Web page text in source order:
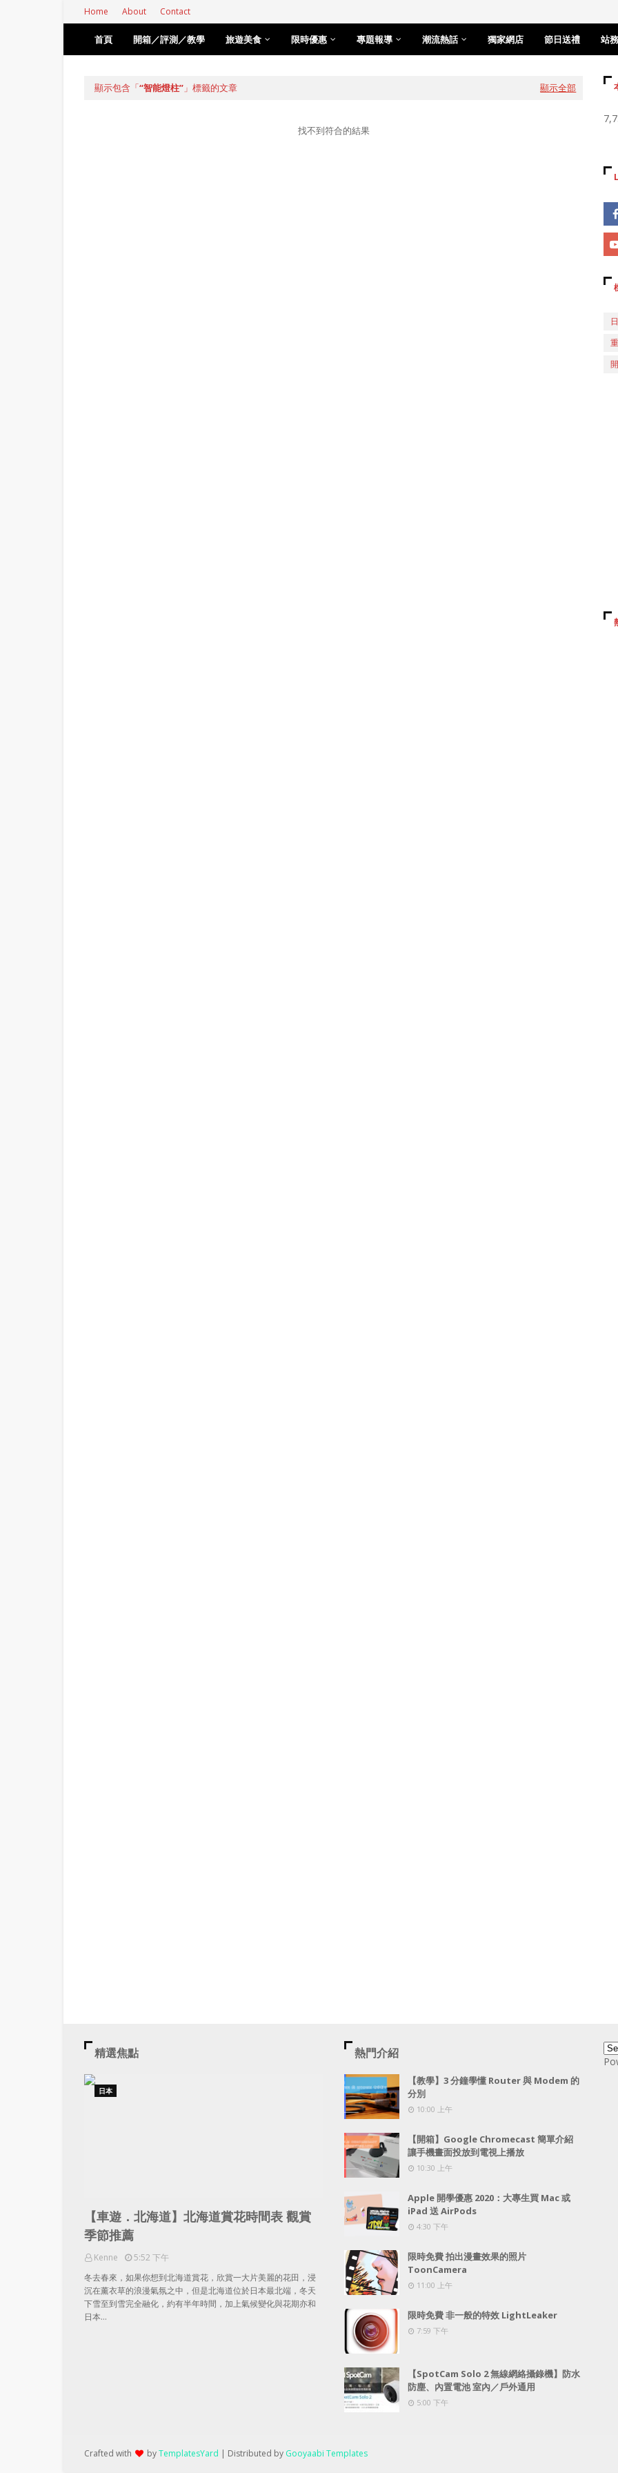
Home About Contact
首頁 開箱／評測／教學 旅遊美食 限時優惠 專題報導 潮流熱話 獨家網店 節日送禮 站
顯示包含「 智能燈柱 」標籤的文章 顯示全部
找不到符合的結果
精選焦點
日本
【車遊．北海道】北海道賞花時間表 觀賞
季節推薦
Kenne
5:52 下午
冬去春來，如果你想到北海道賞花，欣賞一大片美麗的花田，浸
沉在薰衣草的浪漫氣氛之中，但是北海道位於日本最北端，冬天
下雪至到雪完全融化，約有半年時間，加上氣候變化與花期亦和
日本…
熱門介紹
【教學】3 分鐘學懂 Router 與 Modem 的
分別
10:00 上午
【開箱】Google Chromecast 簡單介紹
讓手機畫面投放到電視上播放
10:30 上午
Apple 開學優惠 2020：大專生買 Mac 或
iPad 送 AirPods
4:30 下午
限時免費 拍出漫畫效果的照片
ToonCamera
11:00 上午
限時免費 非一般的特效 LightLeaker
7:59 下午
【SpotCam Solo 2 無線網絡攝錄機】防水
防塵、內置電池 室內／戶外通用
5:00 下午
Crafted with byTemplatesYard | Distributed by Gooyaabi Templates